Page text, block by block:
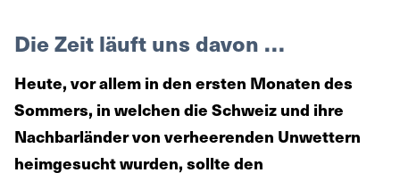
Die Zeit läuft uns davon …
Heute, vor allem in den ersten Monaten des
Sommers, in welchen die Schweiz und ihre
Nachbarländer von verheerenden Unwettern
heimgesucht wurden, sollte den